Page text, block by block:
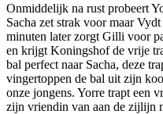
Onmiddelijk na rust probeert
Sacha zet strak voor maar
minuten later zorgt Gilli voor
en krijgt Koningshof de vrije
bal perfect naar Sacha, deze
vingertoppen de bal uit zijn
onze jongens. Yorre trapt een
zijn vriendin van aan de zijlijn